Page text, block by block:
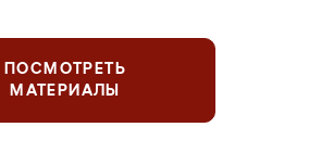
ПОСМОТРЕТЬ
МАТЕРИАЛЫ